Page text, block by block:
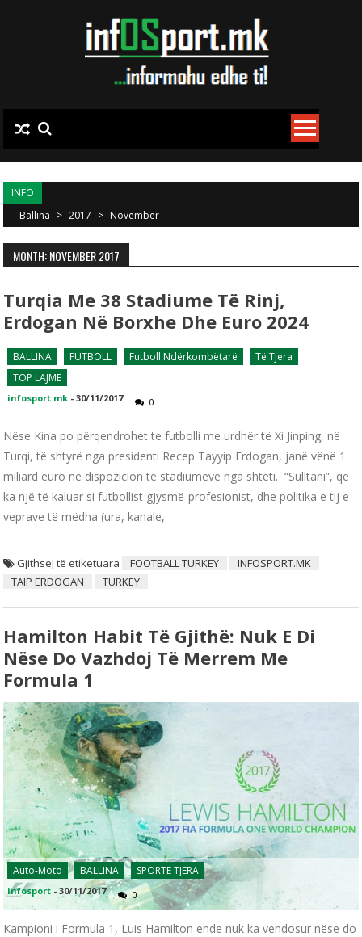
INFO
Ballina > 2017 > November
MONTH: NOVEMBER 2017
Turqia Me 38 Stadiume Të Rinj,
Erdogan Në Borxhe Dhe Euro 2024
BALLINA FUTBOLL Futboll Ndërkombëtarë
Të Tjera
TOP LAJME
infosport.mk -30/11/2017 0
Nëse Kina po përqendrohet te futbolli me urdhër të Xi Jinping, në
Turqi, të shtyrë nga presidenti Recep Tayyip Erdogan, janë vënë 1
miliard euro në dispozicion të stadiumeve nga shteti. “Sulltani”, që
ka një të kaluar si futbollist gjysmë-profesionist, dhe politika e tij e
veprave të mëdha (ura, kanale,
Gjithsej të etiketuara FOOTBALL TURKEY
INFOSPORT.MK
TAIP ERDOGAN
TURKEY
Hamilton Habit Të Gjithë: Nuk E Di
Nëse Do Vazhdoj Të Merrem Me
Formula 1
Auto-Moto BALLINA SPORTE TJERA
infosport -30/11/2017 0
Kampioni i Formula 1, Luis Hamilton ende nuk ka vendosur nëse do